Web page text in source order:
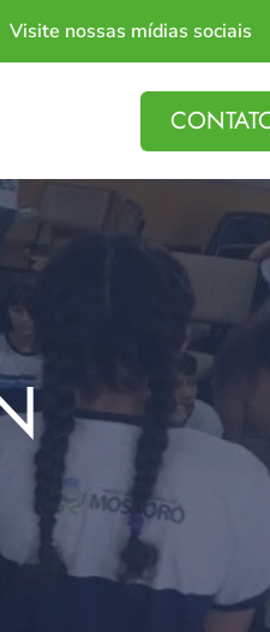
Visite nossas mídias sociais